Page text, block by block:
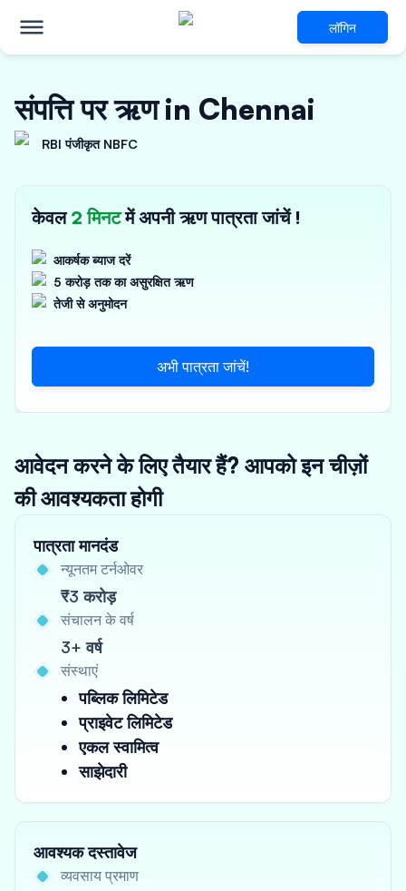
लॉगिन
संपत्ति पर ऋण in Chennai
RBI पंजीकृत NBFC
केवल2 मिनटमें अपनी ऋण पात्रता जांचें !
आकर्षक ब्याज दरें
5 करोड़ तक का असुरक्षित ऋण
तेजी से अनुमोदन
अभी पात्रता जांचें!
आवेदन करने के लिए तैयार हैं? आपको इन चीज़ों
की आवश्यकता होगी
पात्रता मानदंड
न्यूनतम टर्नओवर
₹3 करोड़
संचालन के वर्ष
3+ वर्ष
संस्थाएं
पब्लिक लिमिटेड
प्राइवेट लिमिटेड
एकल स्वामित्व
साझेदारी
आवश्यक दस्तावेज
व्यवसाय प्रमाण